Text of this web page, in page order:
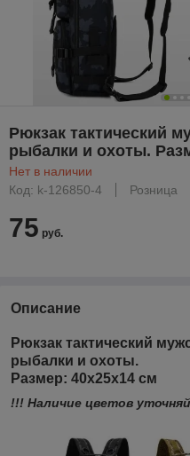
Рюкзак тактический
рыбалки и охоты.
Нет в наличии
Код: k-126850-4
Розница
75 руб.
Описание
Рюкзак тактический
рыбалки и охоты.
Размер: 40х25х14 см
!!! Наличие цветов